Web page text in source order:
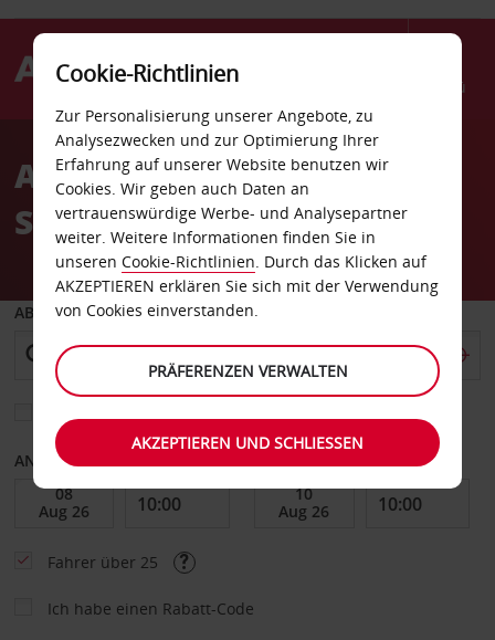
Menü
AvisAutovermietung
Savonlinna
ABHOLEN VON
ANFANGSDATUM
Fahrer über 25
Ich habe einen Rabatt-Code
Cookie-Richtlinien
Zur Personalisierung unserer Angebote, zu
Analysezwecken und zur Optimierung Ihrer
Erfahrung auf unserer Website benutzen wir
Cookies. Wir geben auch Daten an
vertrauenswürdige Werbe- und Analysepartner
weiter. Weitere Informationen finden Sie in
unseren Cookie-Richtlinien. Durch das Klicken auf
AKZEPTIEREN erklären Sie sich mit der Verwendung
von Cookies einverstanden.
PRÄFERENZEN VERWALTEN
AKZEPTIEREN UND SCHLIESSEN